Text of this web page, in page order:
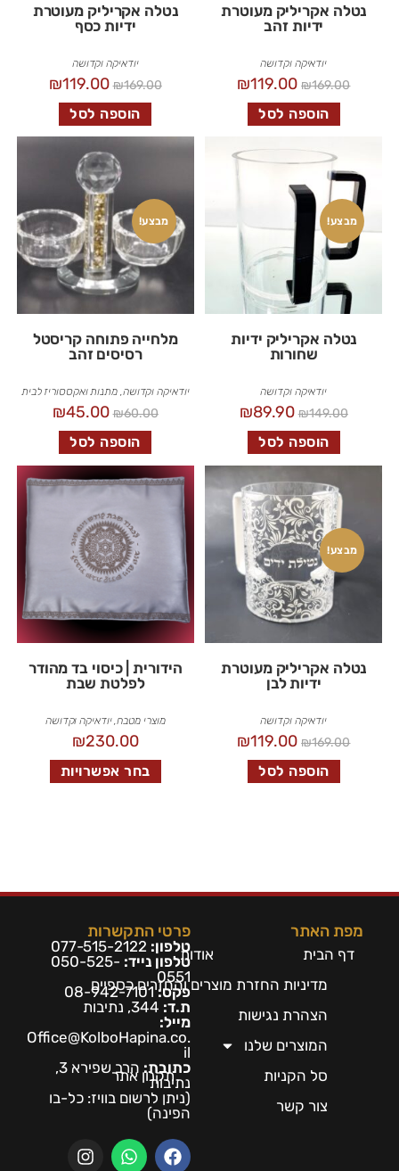
נטלה אקריליק מעוטרת
ידיות זהב
יודאיקה וקדושה
₪169.00
₪119.00
הוספה לסל
נטלה אקריליק מעוטרת
ידיות כסף
יודאיקה וקדושה
₪169.00
₪119.00
הוספה לסל
מבצע!
נטלה אקריליק ידיות
שחורות
יודאיקה וקדושה
₪149.00
₪89.90
הוספה לסל
מבצע!
מלחייה פתוחה קריסטל
רסיסים זהב
יודאיקה וקדושה, מתנות ואקססוריז לבית
₪60.00
₪45.00
הוספה לסל
מבצע!
נטלה אקריליק מעוטרת
ידיות לבן
יודאיקה וקדושה
₪169.00
₪119.00
הוספה לסל
הידורית | כיסוי בד מהודר
לפלטת שבת
מוצרי מטבח,יודאיקה וקדושה
₪230.00
בחר אפשרויות
מפת האתר
דף הבית
אודות
מדיניות החזרת מוצרים והחזרים כספיים
הצהרת נגישות
המוצרים שלנו
סל הקניות
תקנון אתר
צור קשר
פרטי התקשרות
טלפון: 077-515-2122
טלפון נייד: 050-525-
0551
פקס:08-942-7101
ת.ד:
מייל:
Office@KolboHapina.co.
il
כתובת:
הרב שפירא 3,
נתיבות
(ניתן לרשום בוויז: כל-בו
הפינה)